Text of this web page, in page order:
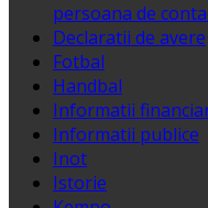
persoana de
Declaratii de avere
Fotbal
Handbal
Informatii
Informatii publice
Inot
Istorie